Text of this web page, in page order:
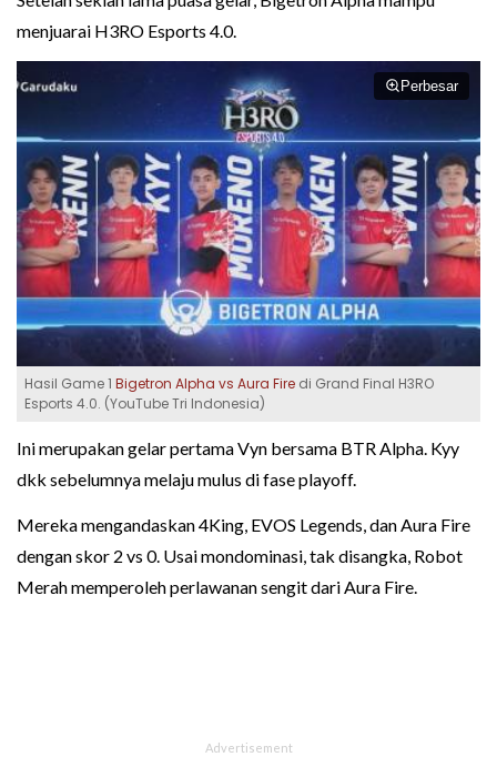
menjuarai H3RO Esports 4.0.
Perbesar
Hasil Game 1 Bigetron Alpha vs Aura Fire di Grand Final H3RO
Esports 4.0. (YouTube Tri Indonesia)
Ini merupakan gelar pertama Vyn bersama BTR Alpha. Kyy
dkk sebelumnya melaju mulus di fase playoff.
Mereka mengandaskan 4King, EVOS Legends, dan Aura Fire
dengan skor 2 vs 0. Usai mondominasi, tak disangka, Robot
Merah memperoleh perlawanan sengit dari Aura Fire.